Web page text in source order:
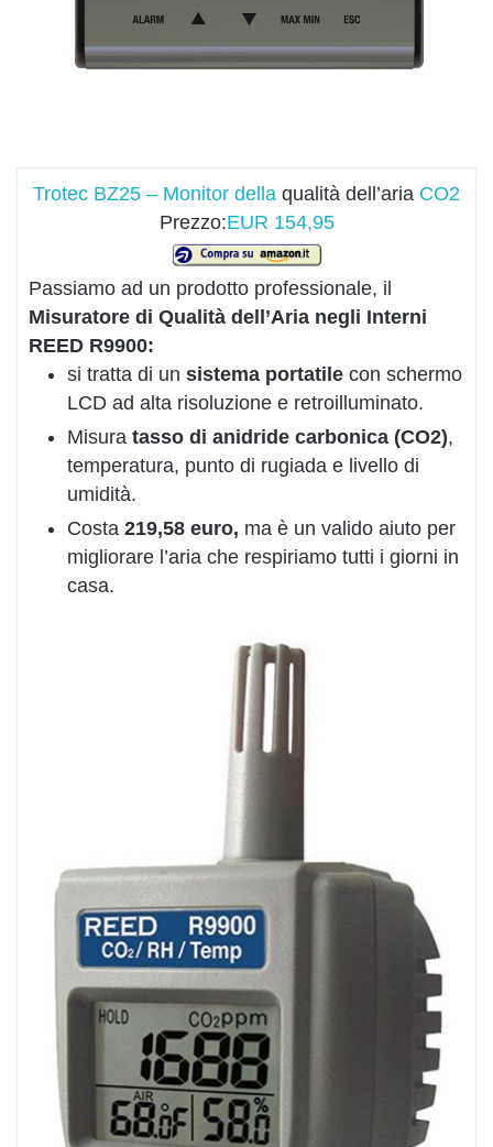
Trotec BZ25 – Monitor della qualità dell’aria CO2
Prezzo:EUR 154,95
Passiamo ad un prodotto professionale, il
Misuratore di Qualità dell’Aria negli Interni
REED R9900:
si tratta di un sistema portatile con schermo
LCD ad alta risoluzione e retroilluminato.
Misura tasso di anidride carbonica (CO2),
temperatura, punto di rugiada e livello di
umidità.
Costa 219,58 euro, ma è un valido aiuto per
migliorare l’aria che respiriamo tutti i giorni in
casa.